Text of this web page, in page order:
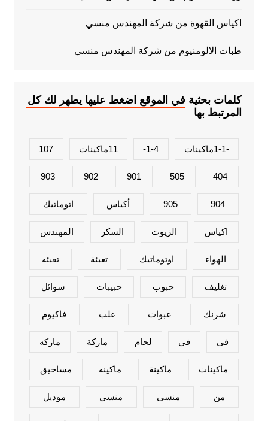
اكياس القهوة من شركة المهندس منسي
طبات الالومنيوم من شركة المهندس منسي
كلمات بحثية في الموقع اضغط عليها يطهر لك كل
المرتبط بها
-1-1ماكينات 1-4- 11ماكينات 107
404
505
901
902
903
904
905 أكياس اتوماتيك
اكياس الزيوت السكر المهندس
الهواء اوتوماتيك تعبئة تعبئه
تغليف حبوب حبيبات سوائل
شرنك عبوات علب فاكيوم
فى في لحام ماركة ماركه
ماكينات ماكينة ماكينه مساحيق
من منسى منسي موديل